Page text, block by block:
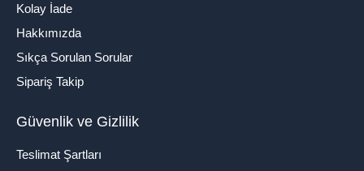
Kolay İade
Hakkımızda
Sıkça Sorulan Sorular
Sipariş Takip
Güvenlik ve Gizlilik
Teslimat Şartları